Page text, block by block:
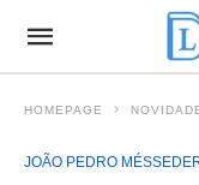
HOMEPAGE
JOÃO PEDRO